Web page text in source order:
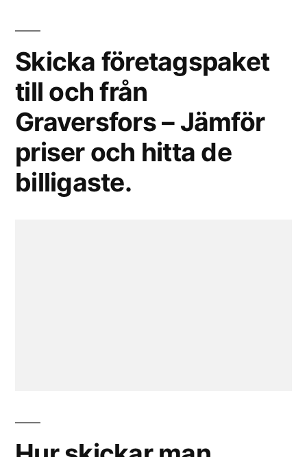
Skicka företagspaket
till och från
Graversfors – Jämför
priser och hitta de
billigaste.